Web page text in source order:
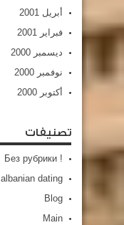
أبريل 2001
فبراير 2001
ديسمبر 2000
نوفمبر 2000
أكتوبر 2000
تصنيفات
! Без рубрики
albanian dating
Blog
Main